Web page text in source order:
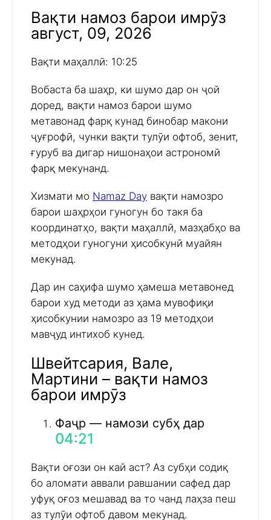
Вақти намоз барои имрӯз
август, 09, 2026
Вақти маҳаллӣ: 10:25
Вобаста ба шаҳр, ки шумо дар он ҷой
доред, вақти намоз барои шумо
метавонад фарқ кунад бинобар макони
ҷуғрофӣ, чунки вақти тулӯи офтоб, зенит,
ғуруб ва дигар нишонаҳои астрономӣ
фарқ мекунанд.
Хизмати мо Namaz Day вақти намозро
барои шаҳрҳои гуногун бо такя ба
координатҳо, вақти маҳаллӣ, мазҳабҳо ва
методҳои гуногуни ҳисобкунӣ муайян
мекунад.
Дар ин саҳифа шумо ҳамеша метавонед
барои худ методи аз ҳама мувофиқи
ҳисобкунии намозро аз 19 методҳои
мавҷуд интихоб кунед.
Швейтсария, Вале,
Мартини – вақти намоз
барои имрӯз
Фаҷр — намози субҳ дар
04:21
Вақти оғози он кай аст? Аз субҳи содиқ
бо аломати аввали равшании сафед дар
уфуқ оғоз мешавад ва то чанд лаҳза пеш
аз тулӯи офтоб давом мекунад.